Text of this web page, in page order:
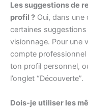
Les suggestions de
profil ? Oui, dans une
certaines
visionnage. Pour une
compte professionnel
ton profil personnel,
l’onglet “Découverte”.
Dois-je utiliser les